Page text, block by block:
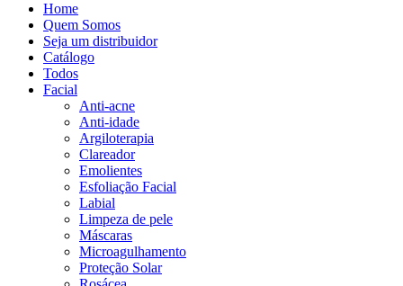
Home
Quem Somos
Seja um distribuidor
Catálogo
Todos
Facial
Anti-acne
Anti-idade
Argiloterapia
Clareador
Emolientes
Esfoliação Facial
Labial
Limpeza de pele
Máscaras
Microagulhamento
Proteção Solar